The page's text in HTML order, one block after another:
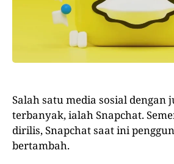
Salah satu media sosial dengan
terbanyak, ialah Snapchat.
dirilis, Snapchat saat ini
bertambah.